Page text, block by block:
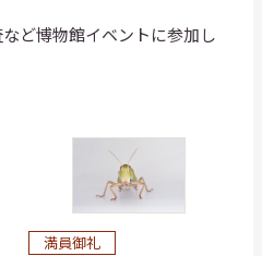
など博物館イベントに参加し
満員御礼